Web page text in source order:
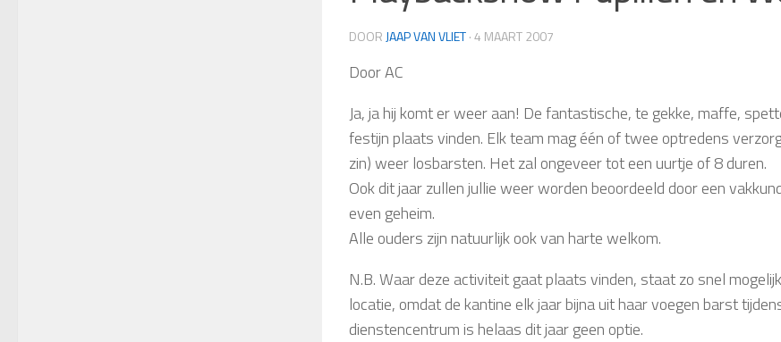
DOOR JAAP VAN VLIET·4 MAART 2007
Door AC
Ja, ja hij komt er weer aan! De fantastische, te gekke, maffe,
festijn plaats vinden. Elk team mag één of twee optredens
zin) weer losbarsten. Het zal ongeveer tot een uurtje of 8 duren.
Ook dit jaar zullen jullie weer worden beoordeeld door een
even geheim.
Alle ouders zijn natuurlijk ook van harte welkom.
N.B. Waar deze activiteit gaat plaats vinden, staat zo snel
locatie, omdat de kantine elk jaar bijna uit haar voegen barst
dienstencentrum is helaas dit jaar geen optie.